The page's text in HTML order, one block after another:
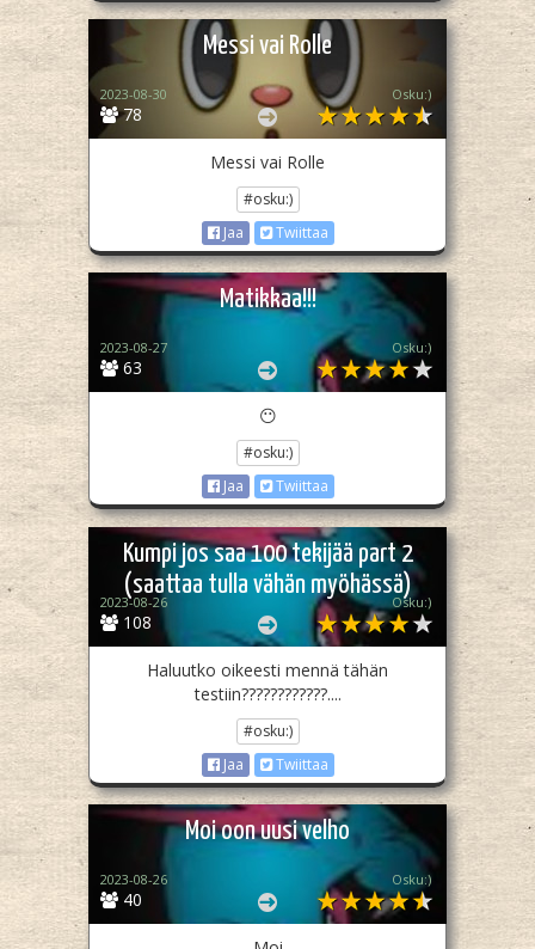
Messi vai Rolle
78
2023-08-30 Osku:)
Messi vai Rolle
#osku:)
Jaa
Twiittaa
Matikkaa!!!
63
2023-08-27 Osku:)
😶
#osku:)
Jaa
Twiittaa
Kumpi jos saa 100 tekijää part 2
(saattaa tulla vähän myöhässä)
108
2023-08-26 Osku:)
Haluutko oikeesti mennä tähän
testiin????????????....
#osku:)
Jaa
Twiittaa
Moi oon uusi velho
40
2023-08-26 Osku:)